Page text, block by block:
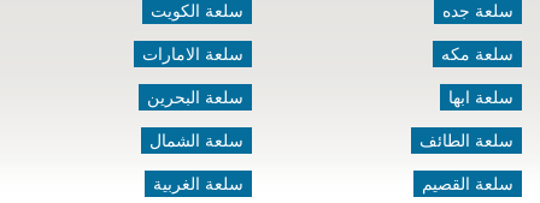
سلعة جده
سلعة مكه
سلعة ابها
سلعة الطائف
سلعة القصيم
سلعة الكويت
سلعة الامارات
سلعة البحرين
سلعة الشمال
سلعة الغربية